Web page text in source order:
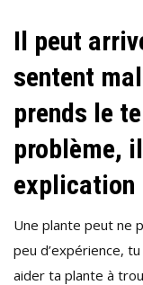
Il peut
sentent
prends le
problème,
explication
Une plante peut ne
peu d’expérience,
aider ta plante à